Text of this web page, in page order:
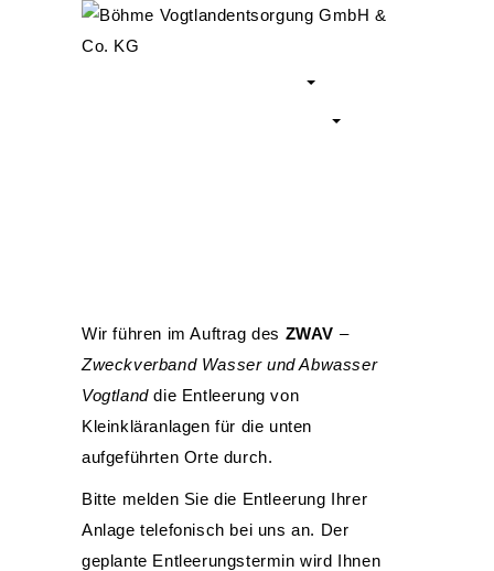
LEISTUNGEN
Wir führen im Auftrag des ZWAV –
Zweckverband Wasser und Abwasser
Vogtlanddie Entleerung von
Kleinkläranlagen für die unten
aufgeführten Orte durch.
Bitte melden Sie die Entleerung Ihrer
Anlage telefonisch bei uns an. Der
geplante Entleerungstermin wird Ihnen